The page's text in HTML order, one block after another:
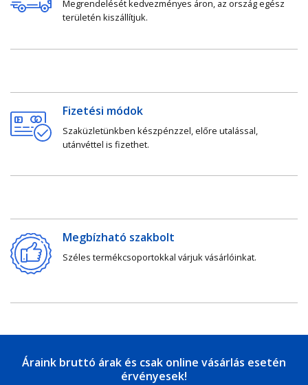
Megrendelését kedvezményes áron, az ország egész
területén kiszállítjuk.
Fizetési módok
Szaküzletünkben készpénzzel, előre utalással,
utánvéttel is fizethet.
Megbízható szakbolt
Széles termékcsoportokkal várjuk vásárlóinkat.
Áraink bruttó árak és csak online vásárlás esetén
érvényesek!